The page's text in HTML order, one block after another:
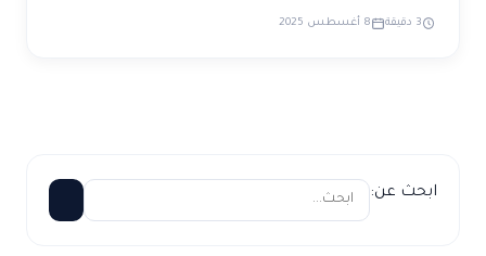
3 دقيقة 8 أغسطس 2025
ابحث عن: